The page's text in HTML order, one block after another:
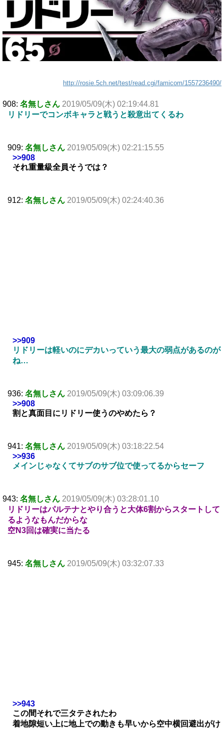
http://rosie.5ch.net/test/read.cgi/famicom/1557236490/
908: 名無しさん 2019/05/09(木) 02:19:44.81
リドリーでコンボキャラと戦うと殺意出てくるわ
909: 名無しさん 2019/05/09(木) 02:21:15.55
>>908
それ重量級全員そうでは？
912: 名無しさん 2019/05/09(木) 02:24:40.36
>>909
リドリーは軽いのにデカいっていう最大の弱点があるのが
ね…
936: 名無しさん 2019/05/09(木) 03:09:06.39
>>908
割と真面目にリドリー使うのやめたら？
941: 名無しさん 2019/05/09(木) 03:18:22.54
>>936
メインじゃなくてサブのサブ位で使ってるからセーフ
943: 名無しさん 2019/05/09(木) 03:28:01.10
リドリーはパルテナとやり合うと大体6割からスタートして
るようなもんだからな
空N3回は確実に当たる
945: 名無しさん 2019/05/09(木) 03:32:07.33
>>943
この間それで三タテされたわ
着地隙短い上に地上での動きも早いから空中横回避出がけ